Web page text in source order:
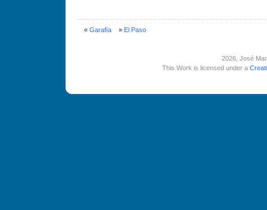
« Garafí­a» El Paso
2026, José
This Work is licensed under a